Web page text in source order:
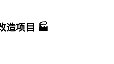
造项目 🏭